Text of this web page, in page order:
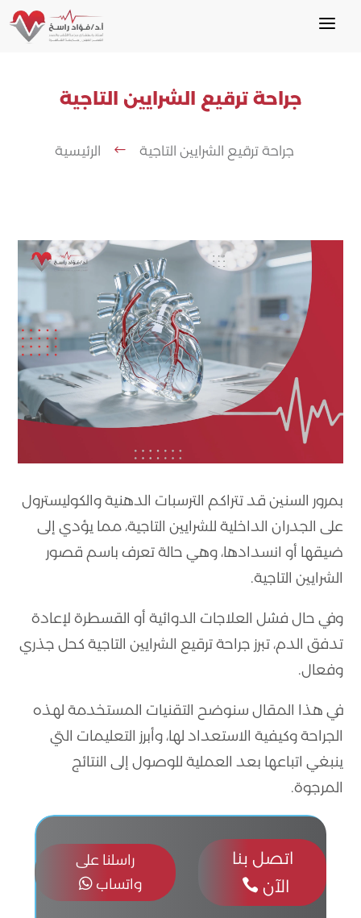
a
جراحة ترقيع الشرايين التاجية
الرئيسية # جراحة ترقيع الشرايين التاجية
بمرور السنين قد تتراكم الترسبات الدهنية والكوليسترول
على الجدران الداخلية للشرايين التاجية، مما يؤدي إلى
ضيقها أو انسدادها، وهي حالة تعرف باسم قصور
الشرايين التاجية.
وفي حال فشل العلاجات الدوائية أو القسطرة لإعادة
تدفق الدم، تبرز جراحة ترقيع الشرايين التاجية كحل جذري
وفعال.
في هذا المقال سنوضح التقنيات المستخدمة لهذه
الجراحة وكيفية الاستعداد لها، وأبرز التعليمات التي
ينبغي اتباعها بعد العملية للوصول إلى النتائج
المرجوة.
اتصل بنا
الآن 
راسلنا على
واتساب